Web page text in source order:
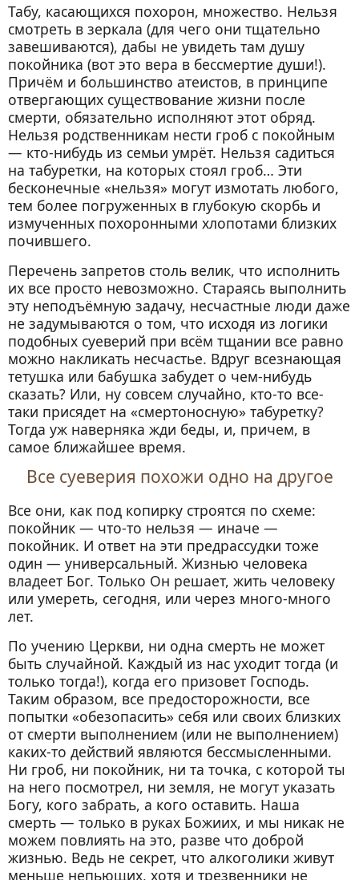
Табу, касающихся похорон, множество. Нельзя
смотреть в зеркала (для чего они тщательно
завешиваются), дабы не увидеть там душу
покойника (вот это вера в бессмертие души!).
Причём и большинство атеистов, в принципе
отвергающих существование жизни после
смерти, обязательно исполняют этот обряд.
Нельзя родственникам нести гроб с покойным
— кто-нибудь из семьи умрёт. Нельзя садиться
на табуретки, на которых стоял гроб… Эти
бесконечные «нельзя» могут измотать любого,
тем более погруженных в глубокую скорбь и
измученных похоронными хлопотами близких
почившего.
Перечень запретов столь велик, что исполнить
их все просто невозможно. Стараясь выполнить
эту неподъёмную задачу, несчастные люди даже
не задумываются о том, что исходя из логики
подобных суеверий при всём тщании все равно
можно накликать несчастье. Вдруг всезнающая
тетушка или бабушка забудет о чем-нибудь
сказать? Или, ну совсем случайно, кто-то все-
таки присядет на «смертоносную» табуретку?
Тогда уж наверняка жди беды, и, причем, в
самое ближайшее время.
Все суеверия похожи одно на другое
Все они, как под копирку строятся по схеме:
покойник — что-то нельзя — иначе —
покойник. И ответ на эти предрассудки тоже
один — универсальный. Жизнью человека
владеет Бог. Только Он решает, жить человеку
или умереть, сегодня, или через много-много
лет.
По учению Церкви, ни одна смерть не может
быть случайной. Каждый из нас уходит тогда (и
только тогда!), когда его призовет Господь.
Таким образом, все предосторожности, все
попытки «обезопасить» себя или своих близких
от смерти выполнением (или не выполнением)
каких-то действий являются бессмысленными.
Ни гроб, ни покойник, ни та точка, с которой ты
на него посмотрел, ни земля, не могут указать
Богу, кого забрать, а кого оставить. Наша
смерть — только в руках Божиих, и мы никак не
можем повлиять на это, разве что доброй
жизнью. Ведь не секрет, что алкоголики живут
меньше непьющих, хотя и трезвенники не